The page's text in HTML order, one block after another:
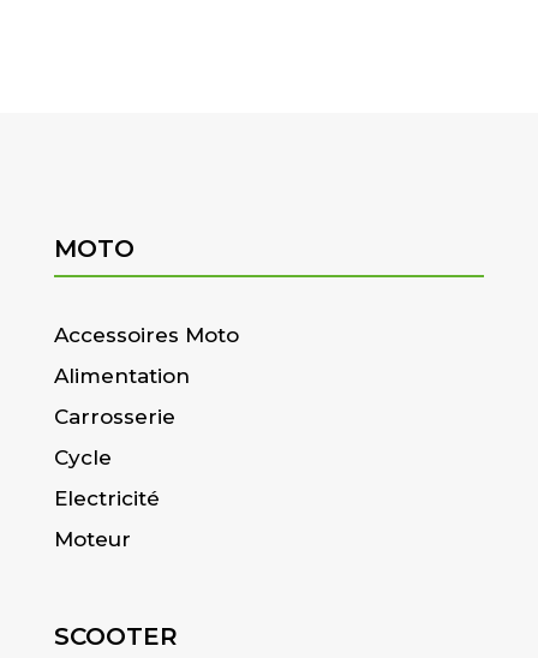
MOTO
Accessoires Moto
Alimentation
Carrosserie
Cycle
Electricité
Moteur
SCOOTER